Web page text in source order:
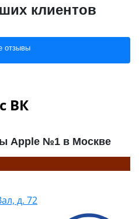
клиентов
отзывы
ВК
Apple №1 в Москве
д. 72